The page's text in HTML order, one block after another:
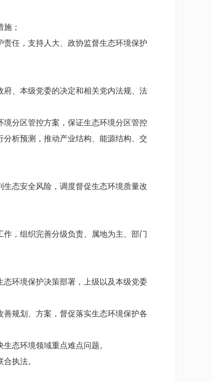
；
任，支持人大、政协监督生态环境保护
、本级党委的决定和相关党内法规、法
分区管控方案，保证生态环境分区管控
析预测，推动产业结构、能源结构、交
态安全风险，调度督促生态环境质量改
，组织完善分级负责、属地为主、部门
环境保护决策部署，上级以及本级党委
规划、方案，督促落实生态环境保护各
态环境领域重点难点问题。
执法。